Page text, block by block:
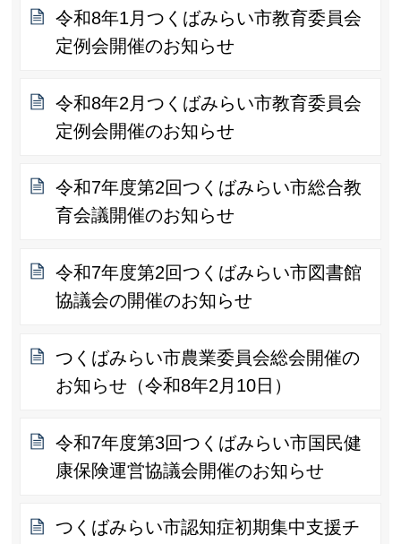
令和8年1月つくばみらい市教育委員会
定例会開催のお知らせ
令和8年2月つくばみらい市教育委員会
定例会開催のお知らせ
令和7年度第2回つくばみらい市総合教
育会議開催のお知らせ
令和7年度第2回つくばみらい市図書館
協議会の開催のお知らせ
つくばみらい市農業委員会総会開催の
お知らせ（令和8年2月10日）
令和7年度第3回つくばみらい市国民健
康保険運営協議会開催のお知らせ
つくばみらい市認知症初期集中支援チ